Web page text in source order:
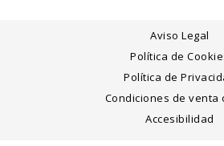
Aviso Legal
Política de
Política de
Condiciones de venta
Accesibilidad